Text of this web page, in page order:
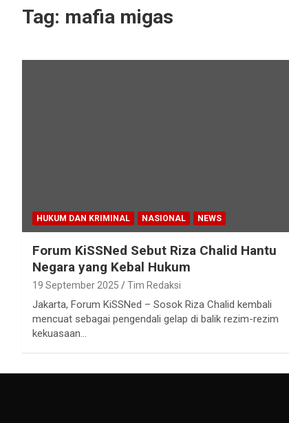
Tag: mafia migas
HUKUM DAN KRIMINAL NASIONAL NEWS
Forum KiSSNed Sebut Riza Chalid Hantu
Negara yang Kebal Hukum
19 September 2025 Tim Redaksi
Jakarta, Forum KiSSNed – Sosok Riza Chalid kembali
mencuat sebagai pengendali gelap di balik rezim-rezim
kekuasaan…